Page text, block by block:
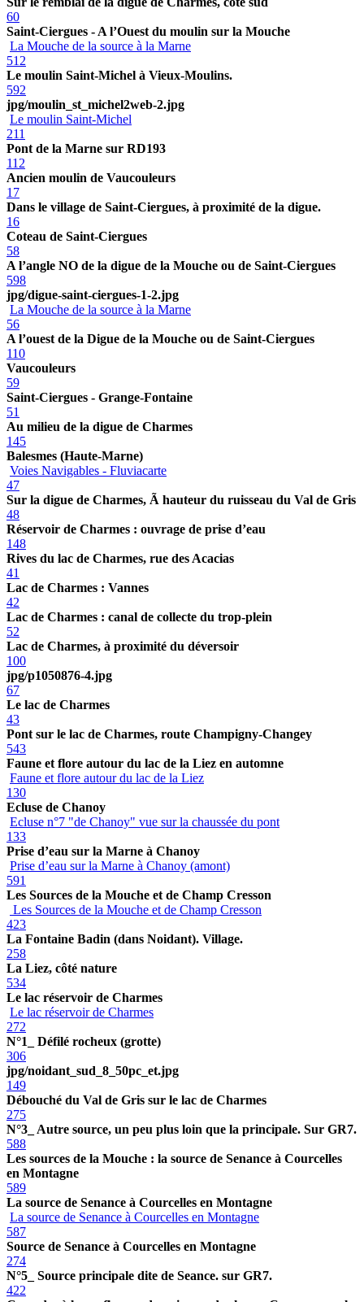
60
Saint-Ciergues - A l’Ouest du moulin sur la Mouche
La Mouche de la source à la Marne
512
Le moulin Saint-Michel à Vieux-Moulins.
592
jpg/moulin_st_michel2web-2.jpg
Le moulin Saint-Michel
211
Pont de la Marne sur RD193
112
Ancien moulin de Vaucouleurs
17
Dans le village de Saint-Ciergues, à proximité de la digue.
16
Coteau de Saint-Ciergues
58
A l’angle NO de la digue de la Mouche ou de Saint-Ciergues
598
jpg/digue-saint-ciergues-1-2.jpg
La Mouche de la source à la Marne
56
A l’ouest de la Digue de la Mouche ou de Saint-Ciergues
110
Vaucouleurs
59
Saint-Ciergues - Grange-Fontaine
51
Au milieu de la digue de Charmes
145
Balesmes (Haute-Marne)
Voies Navigables - Fluviacarte
47
Sur la digue de Charmes, Ã hauteur du ruisseau du Val de Gris
48
Réservoir de Charmes : ouvrage de prise d’eau
148
Rives du lac de Charmes, rue des Acacias
41
Lac de Charmes : Vannes
42
Lac de Charmes : canal de collecte du trop-plein
52
Lac de Charmes, à proximité du déversoir
100
jpg/p1050876-4.jpg
67
Le lac de Charmes
43
Pont sur le lac de Charmes, route Champigny-Changey
543
Faune et flore autour du lac de la Liez en automne
Faune et flore autour du lac de la Liez
130
Ecluse de Chanoy
Ecluse n°7 "de Chanoy" vue sur la chaussée du pont
133
Prise d’eau sur la Marne à Chanoy
Prise d’eau sur la Marne à Chanoy (amont)
591
Les Sources de la Mouche et de Champ Cresson
Les Sources de la Mouche et de Champ Cresson
423
La Fontaine Badin (dans Noidant). Village.
258
La Liez, côté nature
534
Le lac réservoir de Charmes
Le lac réservoir de Charmes
272
N°1_ Défilé rocheux (grotte)
306
jpg/noidant_sud_8_50pc_et.jpg
149
Débouché du Val de Gris sur le lac de Charmes
275
N°3_ Autre source, un peu plus loin que la principale. Sur GR7.
588
Les sources de la Mouche : la source de Senance à Courcelles
en Montagne
589
La source de Senance à Courcelles en Montagne
La source de Senance à Courcelles en Montagne
587
Source de Senance à Courcelles en Montagne
274
N°5_ Source principale dite de Seance. sur GR7.
422